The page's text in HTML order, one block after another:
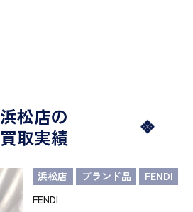
浜松店の
買取実績
浜松店 ブランド品
FENDI
FENDI